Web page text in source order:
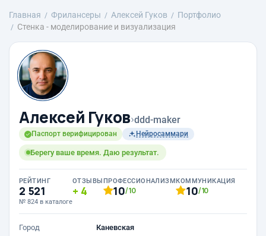
Главная Фрилансеры Алексей Гуков
Портфолио
Стенка - моделирование и визуализация
Алексей Гуков›ddd-maker
Паспорт верифицирован Нейросаммари
Берегу ваше время. Даю результат.
РЕЙТИНГ
2 521
№ 824 в каталоге
ОТЗЫВЫ
4
ПРОФЕССИОНАЛИЗМ
10/10
КОММУНИКАЦИЯ
10/10
Город
Каневская